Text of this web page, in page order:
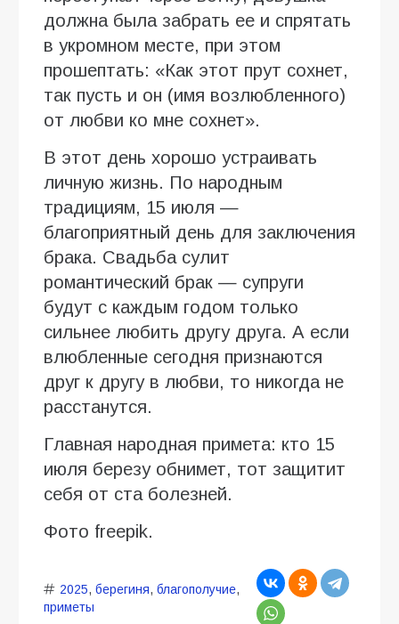
должна была забрать ее и спрятать
в укромном месте, при этом
прошептать: «Как этот прут сохнет,
так пусть и он (имя возлюбленного)
от любви ко мне сохнет».
В этот день хорошо устраивать
личную жизнь. По народным
традициям, 15 июля —
благоприятный день для заключения
брака. Свадьба сулит
романтический брак — супруги
будут с каждым годом только
сильнее любить другу друга. А если
влюбленные сегодня признаются
друг к другу в любви, то никогда не
расстанутся.
Главная народная примета: кто 15
июля березу обнимет, тот защитит
себя от ста болезней.
Фото freepik.
2025, берегиня, благополучие,
приметы